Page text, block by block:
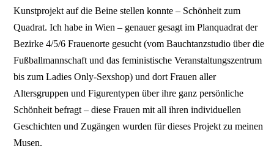
Kunstprojekt auf die Beine stellen konnte – Schönheit zum
Quadrat. Ich habe in Wien – genauer gesagt im Planquadrat der
Bezirke 4/5/6 Frauenorte gesucht (vom Bauchtanzstudio über die
Fußballmannschaft und das feministische Veranstaltungszentrum
bis zum Ladies Only-Sexshop) und dort Frauen aller
Altersgruppen und Figurentypen über ihre ganz persönliche
Schönheit befragt – diese Frauen mit all ihren individuellen
Geschichten und Zugängen wurden für dieses Projekt zu meinen
Musen.